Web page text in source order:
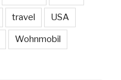
travel USA
Wohnmobil